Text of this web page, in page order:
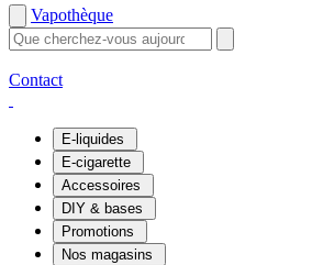
Vapothèque
Contact
E-liquides
E-cigarette
Accessoires
DIY & bases
Promotions
Nos magasins